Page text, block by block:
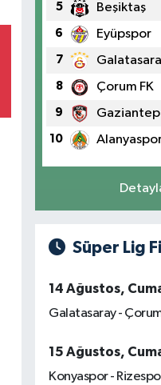
5 Beşiktaş
6 Eyüpspor
7
8 Çorum FK
9 Gaziantep
10
Süper Lig
14 Ağustos,
Galatasaray -
15 Ağustos,
Konyaspor -